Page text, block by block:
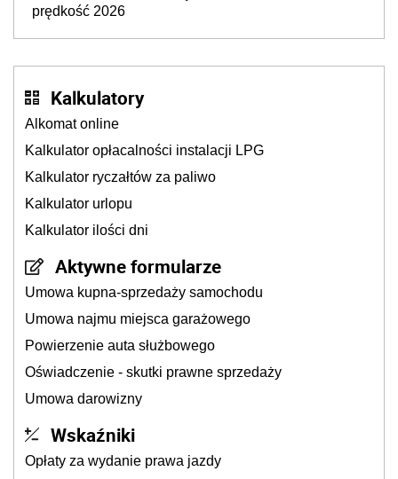
prędkość 2026
Kalkulatory
Alkomat online
Kalkulator opłacalności instalacji LPG
Kalkulator ryczałtów za paliwo
Kalkulator urlopu
Kalkulator ilości dni
Aktywne formularze
Umowa kupna-sprzedaży samochodu
Umowa najmu miejsca garażowego
Powierzenie auta służbowego
Oświadczenie - skutki prawne sprzedaży
Umowa darowizny
Wskaźniki
Opłaty za wydanie prawa jazdy